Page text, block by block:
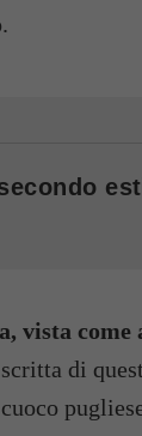
vista come
di